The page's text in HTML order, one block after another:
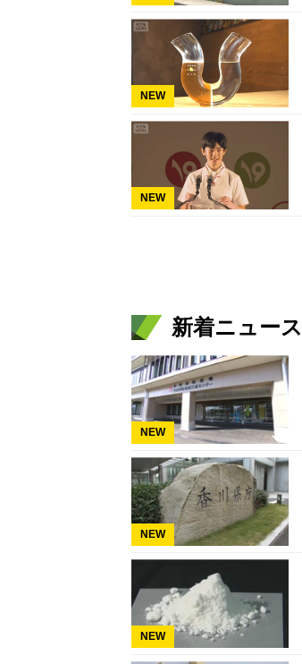
NEW
NEW
新着ニュース
NEW
NEW
NEW